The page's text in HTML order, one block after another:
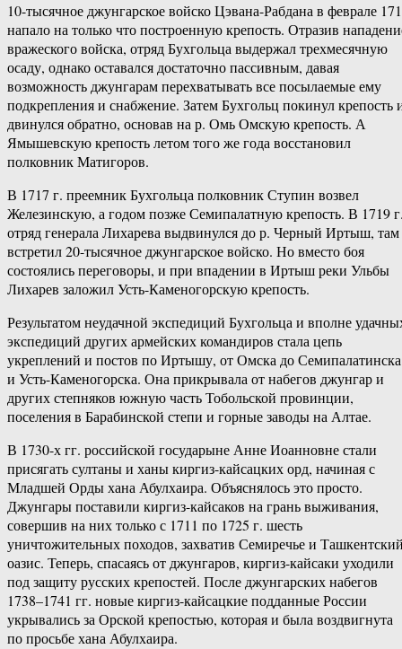
10-тысячное джунгарское войско Цэвана-Рабдана в феврале
напало на только что построенную крепость. Отразив
вражеского войска, отряд Бухгольца выдержал трехмесячную
осаду, однако оставался достаточно пассивным, давая
возможность джунгарам перехватывать все посылаемые ему
подкрепления и снабжение. Затем Бухгольц покинул крепость
двинулся обратно, основав на р. Омь Омскую крепость. А
Ямышевскую крепость летом того же года восстановил
полковник Матигоров.
В 1717 г. преемник Бухгольца полковник Ступин возвел
Железинскую, а годом позже Семипалатную крепость. В 1719
отряд генерала Лихарева выдвинулся до р. Черный Иртыш, там
встретил 20-тысячное джунгарское войско. Но вместо боя
состоялись переговоры, и при впадении в Иртыш реки Ульбы
Лихарев заложил Усть-Каменогорскую крепость.
Результатом неудачной экспедиций Бухгольца и вполне
экспедиций других армейских командиров стала цепь
укреплений и постов по Иртышу, от Омска до Семипалатинска
и Усть-Каменогорска. Она прикрывала от набегов джунгар и
других степняков южную часть Тобольской провинции,
поселения в Барабинской степи и горные заводы на Алтае.
В 1730-х гг. российской государыне Анне Иоанновне стали
присягать султаны и ханы киргиз-кайсацких орд, начиная с
Младшей Орды хана Абулхаира. Объяснялось это просто.
Джунгары поставили киргиз-кайсаков на грань выживания,
совершив на них только с 1711 по 1725 г. шесть
уничтожительных походов, захватив Семиречье и
оазис. Теперь, спасаясь от джунгаров, киргиз-кайсаки уходили
под защиту русских крепостей. После джунгарских набегов
1738–1741 гг. новые киргиз-кайсацкие подданные России
укрывались за Орской крепостью, которая и была воздвигнута
по просьбе хана Абулхаира.